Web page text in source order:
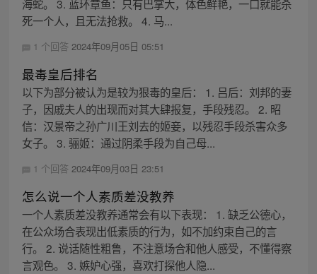
海蛇。 3. 蓝环章鱼：只有巴掌大，体色鲜艳，一口就能杀
死一个人，且无法抢救。 4. 马...
1 个回答 2024年09月05日 05:51
最毒皇后排名
以下为部分被认为是较为狠毒的皇后： 1. 吕后：刘邦的妻
子，因戚夫人的出现而对其大肆报复，手段残忍。 2. 昭
信：汉景帝之孙广川王刘去的姬妾，以残忍手段杀害众多
女子。 3. 骊姬：通过阴柔手段为自己母...
1 个回答 2024年09月03日 23:51
怎么说一个人素质差没教养
一个人素质差没教养通常会有以下表现： 1. 缺乏公德心，
在公众场合表现出低素质的行为，如不加约束自己的言
行。 2. 说话随性粗鲁，不注意场合和他人感受，不懂得察
言观色。 3. 嫉妒心强，喜欢打探他人隐...